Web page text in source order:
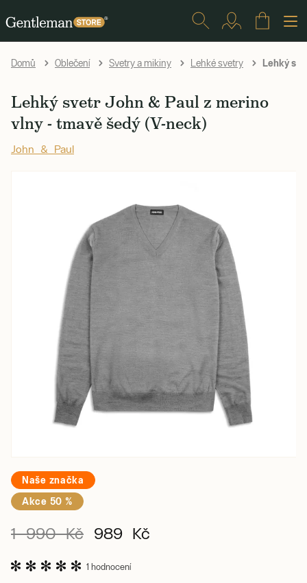
Domů Oblečení Svetry a mikiny Lehké svetry Lehký
Lehký svetr John & Paul z merino
vlny - tmavě šedý (V-neck)
John & Paul
Naše značka
Akce 50 %
1 990 Kč 989 Kč
1 hodnocení